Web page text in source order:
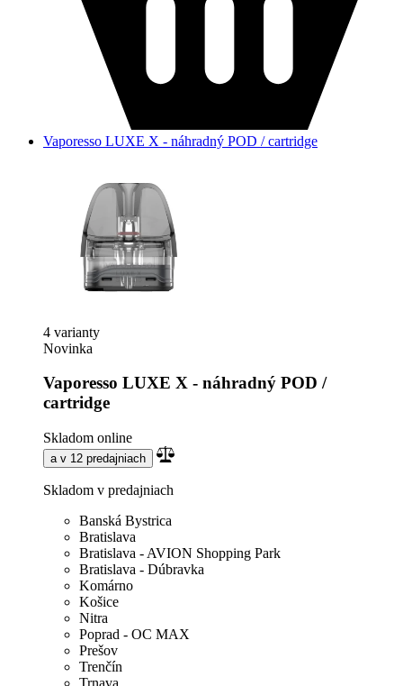
Vaporesso LUXE X - náhradný POD / cartridge
4 varianty
Novinka
Vaporesso LUXE X - náhradný POD /
cartridge
Skladom online
a v 12 predajniach
Skladom v predajniach
Banská Bystrica
Bratislava
Bratislava - AVION Shopping Park
Bratislava - Dúbravka
Komárno
Košice
Nitra
Poprad - OC MAX
Prešov
Trenčín
Trnava